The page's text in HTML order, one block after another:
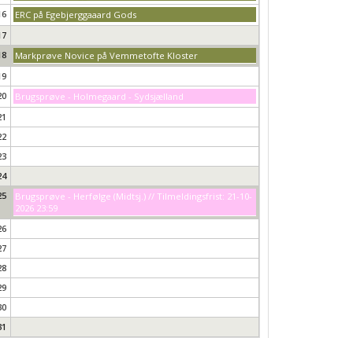
ERC på Egebjerggaaard Gods
Markprøve Novice på Vemmetofte Kloster
Brugsprøve - Holmegaard - Sydsjælland
Brugsprøve - Herfølge (Midtsj.) // Tilmeldingsfrist: 21-10-
2026 23:59